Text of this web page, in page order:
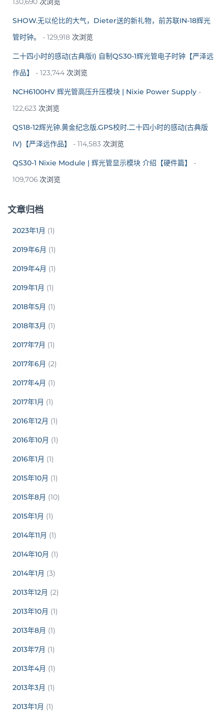
SHOW.无以伦比的大气，Dieter送的新礼物，前苏联IN-18辉光
管时钟。
- 129,918 次浏览
二十四小时的感动(古典版I) 自制QS30-1辉光管电子时钟【严泽远
作品】
- 123,744 次浏览
NCH6100HV 辉光管高压升压模块 | Nixie Power Supply -
122,623 次浏览
QS18-12辉光钟.黄金纪念版.GPS校时.二十四小时的感动(古典版
IV)【严泽远作品】
- 114,583 次浏览
QS30-1 Nixie Module | 辉光管显示模块 介绍【硬件篇】
-
109,706 次浏览
文章归档
2023年1月 (1)
2019年6月 (1)
2019年4月 (1)
2019年1月 (1)
2018年5月 (1)
2018年3月 (1)
2017年7月 (1)
2017年6月 (2)
2017年4月 (1)
2017年1月 (1)
2016年12月 (1)
2016年10月 (1)
2016年1月 (1)
2015年10月 (1)
2015年8月 (10)
2015年1月 (1)
2014年11月 (1)
2014年10月 (1)
2014年1月 (3)
2013年12月 (2)
2013年10月 (1)
2013年8月 (1)
2013年7月 (1)
2013年4月 (1)
2013年3月 (1)
2013年1月 (1)